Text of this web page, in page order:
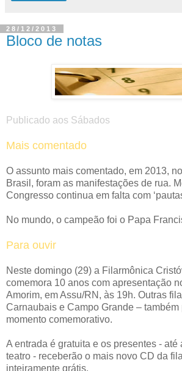
28/12/2013
Bloco de notas
Publicado aos Sábados
Mais comentado
O assunto mais comentado, em 2013,
Brasil, foram as manifestações de rua.
Congresso continua em falta com
No mundo, o campeão foi o Papa
Para ouvir
Neste domingo (29) a Filarmônica
comemora 10 anos com apresentação
Amorim, em Assu/RN, às 19h. Outras
Carnaubais e Campo Grande – também
momento comemorativo.
A entrada é gratuita e os presentes - até
teatro - receberão o mais novo CD da
inteiramente grátis.